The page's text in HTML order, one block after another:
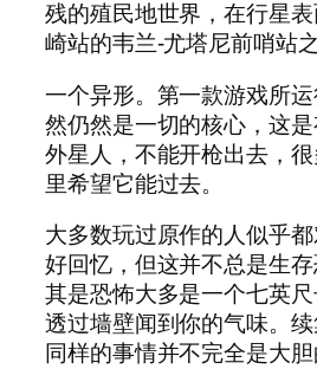
残的殖民地世界，在行星
崎站的韦兰-尤塔尼前哨站之
一个异形。第一款游戏所
然仍然是一切的核心，这
外星人，不能开枪出去，
里希望它能过去。
大多数玩过原作的人似乎
好回忆，但这并不总是生
其是恐怖大多是一个七英
透过墙壁闻到你的气味。
同样的事情并不完全是大